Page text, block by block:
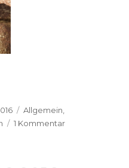
Kategorien
Allgemein,
1 Kommentarzu